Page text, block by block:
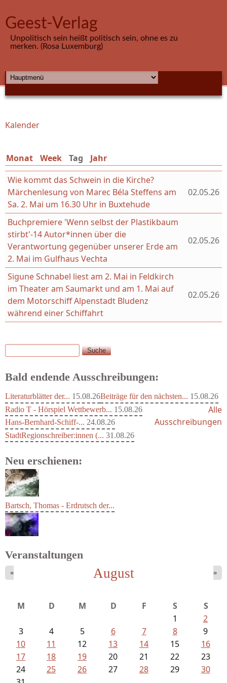
Geest-Verlag
Unpolitisch sein heißt politisch sein, ohne es zu
merken. (Rosa Luxemburg)
HAUPTMENÜ
Sie sind hier
Kalender
Monat Week Tag (aktiver Reiter)
Jahr
Wie kommt das Schwein in die Kirche?
Märchenlesung von Marec Béla Steffens am
Sa. 2. Mai um 16.30 Uhr in Buxtehude
02.05.26
Buchpremiere 'Wenn selbst der Plastikbaum
stirbt'-14 Autor*innen über die
Verantwortung gegenüber unserer Erde am
2. Mai im Gulfhaus Vechta
02.05.26
Sigune Schnabel liest am 2. Mai in Feldkirch
im Theater am Saumarkt und am 1. Mai auf
dem Motorschiff Alpenstadt Bludenz
während einer Schiffahrt
02.05.26
Suchformular
Suche
Bald endende Ausschreibungen:
Literaturblätter der... 15.08.26Beiträge für den nächsten... 15.08.26
Radio T - Hörspiel Wettbewerb... 15.08.26
Hans-Bernhard-Schiff-... 24.08.26
StadtRegionschreiber:innen (... 31.08.26
Alle
Ausschreibungen
Neu erschienen:
Bartsch, Thomas - Erdrutsch der...
Veranstaltungen
August
« »
M D M D F S
S
1
2
3
4 5 6 7 8
9
10
11 12 13 14 15
16
17
18 19 20 21 22
23
24
25 26 27 28 29
30